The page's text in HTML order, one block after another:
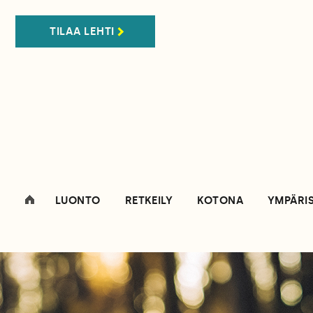
TILAA LEHTI
LUONTO RETKEILY KOTONA